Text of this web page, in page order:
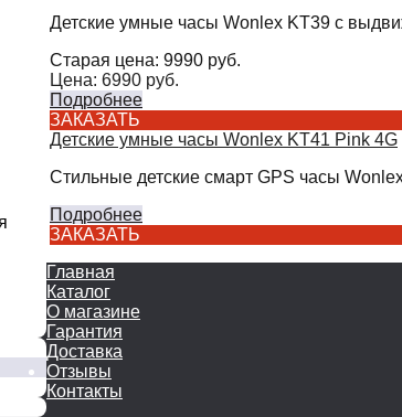
Детские умные часы Wonlex KT39 с
Старая цена: 9990 руб.
Цена: 6990 руб.
Подробнее
ЗАКАЗАТЬ
Детские умные часы Wonlex KT41 Pink 4G
Стильные детские смарт GPS часы
Подробнее
ЗАКАЗАТЬ
Главная
Каталог
О магазине
Гарантия
Доставка
Отзывы
Контакты